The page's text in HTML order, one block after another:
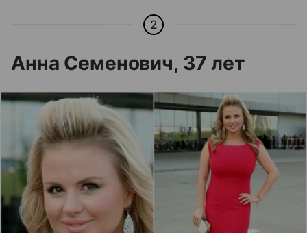
2
Анна Семенович, 37 лет